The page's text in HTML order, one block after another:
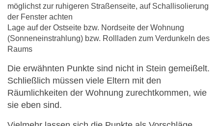
möglichst zur ruhigeren Straßenseite, auf Schallisolierung
der Fenster achten
Lage auf der Ostseite bzw. Nordseite der Wohnung
(Sonneneinstrahlung) bzw. Rollladen zum Verdunkeln des
Raums
Die erwähnten Punkte sind nicht in Stein gemeißelt.
Schließlich müssen viele Eltern mit den
Räumlichkeiten der Wohnung zurechtkommen, wie
sie eben sind.